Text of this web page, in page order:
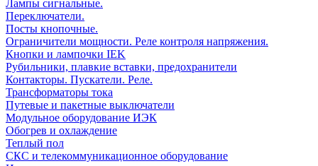
Лампы сигнальные.
Переключатели.
Посты кнопочные.
Ограничители мощности. Реле контроля напряжения.
Кнопки и лампочки IEK
Рубильники, плавкие вставки, предохранители
Контакторы. Пускатели. Реле.
Трансформаторы тока
Путевые и пакетные выключатели
Модульное оборудование ИЭК
Обогрев и охлаждение
Теплый пол
СКС и телекоммуникационное оборудование